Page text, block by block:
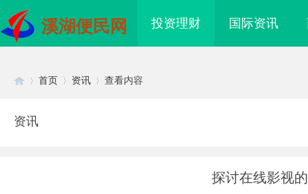
溪湖便民网 投资理财 国际资讯
首页 资讯 查看内容
资讯
探讨在线影视